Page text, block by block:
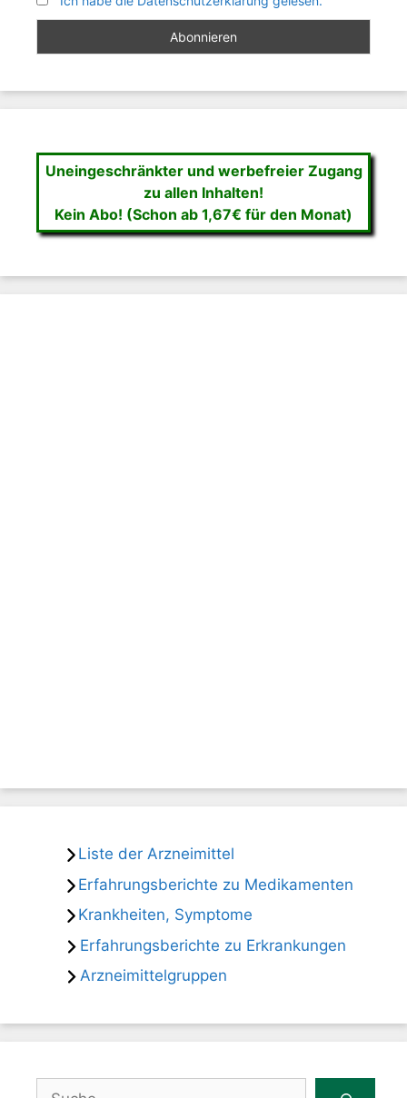
Uneingeschränkter und werbefreier Zugang
zu allen Inhalten!
Kein Abo! (Schon ab 1,67€ für den Monat)
Liste der Arzneimittel
Erfahrungsberichte zu Medikamenten
Krankheiten, Symptome
Erfahrungsberichte zu Erkrankungen
Arzneimittelgruppen
Suchen